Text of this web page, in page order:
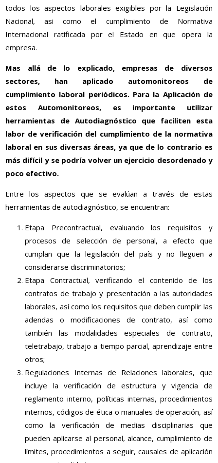
todos los aspectos laborales exigibles por la Legislación
Nacional, asi como el cumplimiento de Normativa
Internacional ratificada por el Estado en que opera la
empresa.
Mas allá de lo explicado, empresas de diversos
sectores, han aplicado automonitoreos de
cumplimiento laboral periódicos. Para la Aplicación de
estos Automonitoreos, es importante utilizar
herramientas de Autodiagnóstico que faciliten esta
labor de verificación del cumplimiento de la normativa
laboral en sus diversas áreas, ya que de lo contrario es
más difícil y se podría volver un ejercicio desordenado y
poco efectivo.
Entre los aspectos que se evalúan a través de estas
herramientas de autodiagnóstico, se encuentran:
Etapa Precontractual, evaluando los requisitos y
procesos de selección de personal, a efecto que
cumplan que la legislación del país y no lleguen a
considerarse discriminatorios;
Etapa Contractual, verificando el contenido de los
contratos de trabajo y presentación a las autoridades
laborales, así como los requisitos que deben cumplir las
adendas o modificaciones de contrato, así como
también las modalidades especiales de contrato,
teletrabajo, trabajo a tiempo parcial, aprendizaje entre
otros;
Regulaciones Internas de Relaciones laborales, que
incluye la verificación de estructura y vigencia de
reglamento interno, políticas internas, procedimientos
internos, códigos de ética o manuales de operación, así
como la verificación de medias disciplinarias que
pueden aplicarse al personal, alcance, cumplimiento de
límites, procedimientos a seguir, causales de aplicación